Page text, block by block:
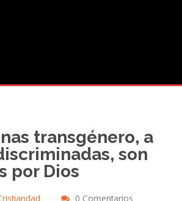
transgénero, a
son
por Dios
0 Comentarios